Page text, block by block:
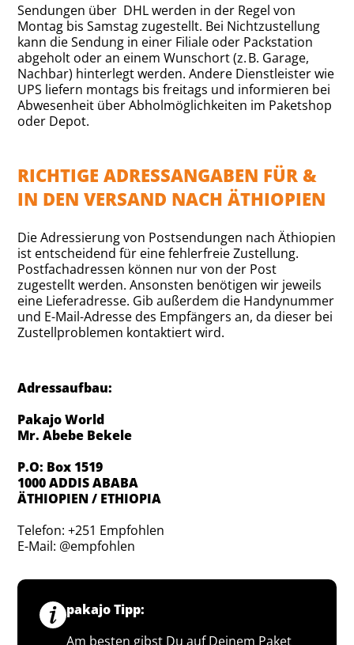
Sendungen über DHL werden in der Regel von
Montag bis Samstag zugestellt. Bei Nichtzustellung
kann die Sendung in einer Filiale oder Packstation
abgeholt oder an einem Wunschort (z. B. Garage,
Nachbar) hinterlegt werden. Andere Dienstleister wie
UPS liefern montags bis freitags und informieren bei
Abwesenheit über Abholmöglichkeiten im Paketshop
oder Depot.
RICHTIGE ADRESSANGABEN FÜR &
IN DEN VERSAND NACH ÄTHIOPIEN
Die Adressierung von Postsendungen nach Äthiopien
ist entscheidend für eine fehlerfreie Zustellung.
Postfachadressen können nur von der Post
zugestellt werden. Ansonsten benötigen wir jeweils
eine Lieferadresse. Gib außerdem die Handynummer
und E-Mail-Adresse des Empfängers an, da dieser bei
Zustellproblemen kontaktiert wird.
Adressaufbau:
Pakajo World
Mr. Abebe Bekele
P.O: Box 1519
1000 ADDIS ABABA
ÄTHIOPIEN / ETHIOPIA
Telefon: +251 Empfohlen
E-Mail: @empfohlen
pakajo Tipp:
Am besten gibst Du auf Deinem Paket